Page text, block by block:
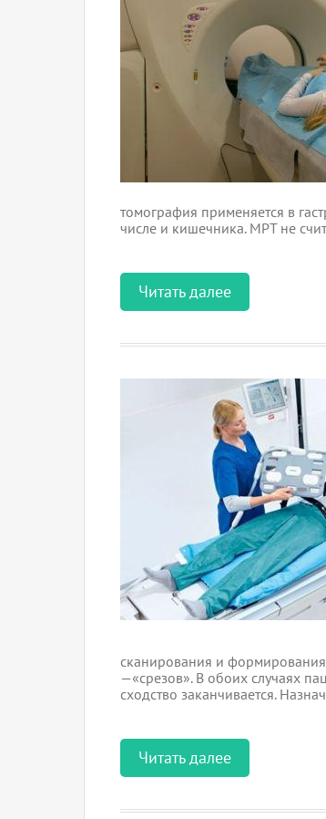
томография применяется в
числе и кишечника. МРТ не
Читать далее
сканирования и
—«срезов». В обоих случаях
сходство заканчивается.
Читать далее